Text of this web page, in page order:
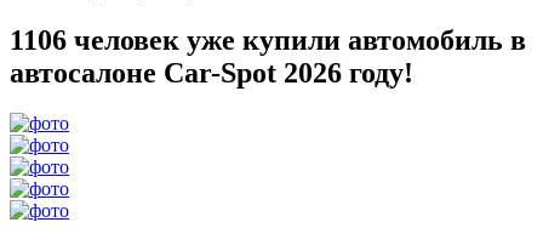
1106 человек уже купили автомобиль в
автосалоне Car-Spot 2026 году!